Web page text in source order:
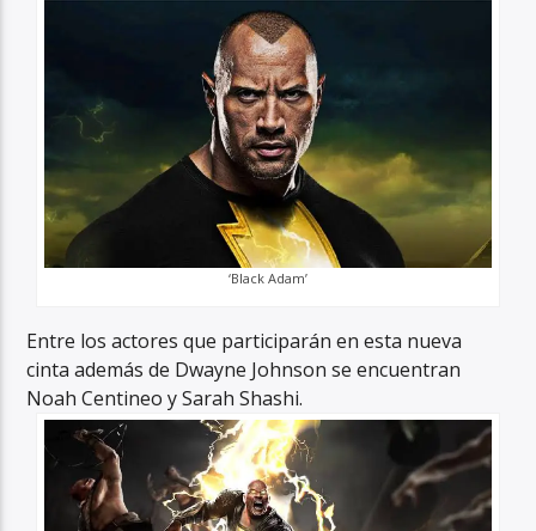
‘Black Adam’
Entre los actores que participarán en esta nueva
cinta además de Dwayne Johnson se encuentran
Noah Centineo y Sarah Shashi.